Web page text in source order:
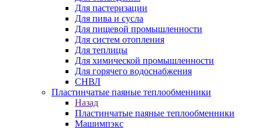
Для пастеризации
Для пива и сусла
Для пищевой промышленности
Для систем отопления
Для теплицы
Для химической промышленности
Для горячего водоснабжения
СНВЛ
Пластинчатые паяные теплообменники
Назад
Пластинчатые паяные теплообменники
Машимпэкс